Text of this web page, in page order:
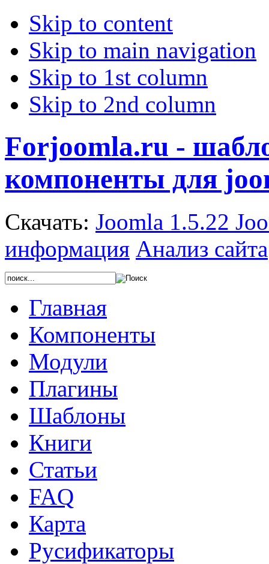
Skip to content
Skip to main navigation
Skip to 1st column
Skip to 2nd column
Forjoomla.ru -
компоненты для
Скачать: Joomla 1.5.22
информация Анализ сайта
Главная
Компоненты
Модули
Плагины
Шаблоны
Книги
Статьи
FAQ
Карта
Русификаторы